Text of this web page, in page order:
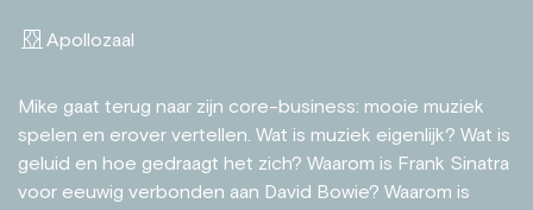
Apollozaal
Mike gaat terug naar zijn core-business: mooie muziek
spelen en erover vertellen. Wat is muziek eigenlijk? Wat is
geluid en hoe gedraagt het zich? Waarom is Frank Sinatra
voor eeuwig verbonden aan David Bowie? Waarom is